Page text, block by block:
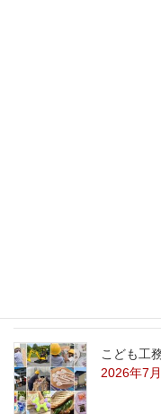
こども工
2026年7